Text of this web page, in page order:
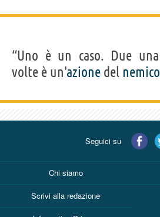
“Uno è un caso. Due una
volte è un'azione del nemico
Seguici su
Chi siamo
Scrivi alla redazione